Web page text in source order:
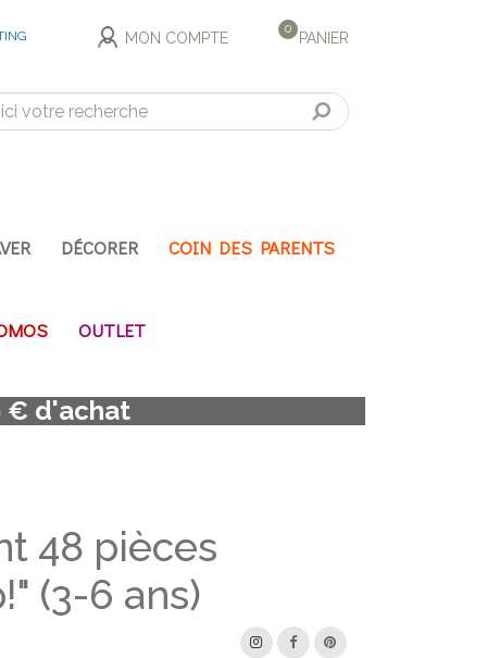
MON COMPTE
0
PANIER
DÉCORER COIN DES PARENTS
OUTLET
€ d'achat
48 pièces
(3-6 ans)